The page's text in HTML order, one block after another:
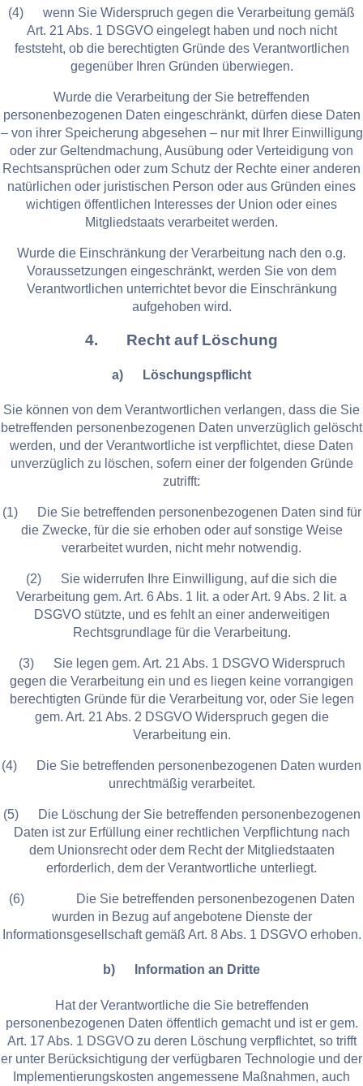
(4) wenn Sie Widerspruch gegen die Verarbeitung gemäß
Art. 21 Abs. 1 DSGVO eingelegt haben und noch nicht
feststeht, ob die berechtigten Gründe des Verantwortlichen
gegenüber Ihren Gründen überwiegen.
Wurde die Verarbeitung der Sie betreffenden
personenbezogenen Daten eingeschränkt, dürfen diese Daten
– von ihrer Speicherung abgesehen – nur mit Ihrer Einwilligung
oder zur Geltendmachung, Ausübung oder Verteidigung von
Rechtsansprüchen oder zum Schutz der Rechte einer anderen
natürlichen oder juristischen Person oder aus Gründen eines
wichtigen öffentlichen Interesses der Union oder eines
Mitgliedstaats verarbeitet werden.
Wurde die Einschränkung der Verarbeitung nach den o.g.
Voraussetzungen eingeschränkt, werden Sie von dem
Verantwortlichen unterrichtet bevor die Einschränkung
aufgehoben wird.
4. Recht auf Löschung
a) Löschungspflicht
Sie können von dem Verantwortlichen verlangen, dass die Sie
betreffenden personenbezogenen Daten unverzüglich gelöscht
werden, und der Verantwortliche ist verpflichtet, diese Daten
unverzüglich zu löschen, sofern einer der folgenden Gründe
zutrifft:
(1) Die Sie betreffenden personenbezogenen Daten sind für
die Zwecke, für die sie erhoben oder auf sonstige Weise
verarbeitet wurden, nicht mehr notwendig.
(2) Sie widerrufen Ihre Einwilligung, auf die sich die
Verarbeitung gem. Art. 6 Abs. 1 lit. a oder Art. 9 Abs. 2 lit. a
DSGVO stützte, und es fehlt an einer anderweitigen
Rechtsgrundlage für die Verarbeitung.
(3) Sie legen gem. Art. 21 Abs. 1 DSGVO Widerspruch
gegen die Verarbeitung ein und es liegen keine vorrangigen
berechtigten Gründe für die Verarbeitung vor, oder Sie legen
gem. Art. 21 Abs. 2 DSGVO Widerspruch gegen die
Verarbeitung ein.
(4) Die Sie betreffenden personenbezogenen Daten wurden
unrechtmäßig verarbeitet.
(5) Die Löschung der Sie betreffenden personenbezogenen
Daten ist zur Erfüllung einer rechtlichen Verpflichtung nach
dem Unionsrecht oder dem Recht der Mitgliedstaaten
erforderlich, dem der Verantwortliche unterliegt.
(6) Die Sie betreffenden personenbezogenen Daten
wurden in Bezug auf angebotene Dienste der
Informationsgesellschaft gemäß Art. 8 Abs. 1 DSGVO erhoben.
b) Information an Dritte
Hat der Verantwortliche die Sie betreffenden
personenbezogenen Daten öffentlich gemacht und ist er gem.
Art. 17 Abs. 1 DSGVO zu deren Löschung verpflichtet, so trifft
er unter Berücksichtigung der verfügbaren Technologie und der
Implementierungskosten angemessene Maßnahmen, auch